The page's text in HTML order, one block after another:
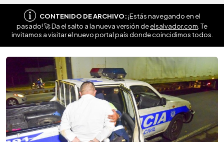
CONTENIDO DE ARCHIVO:¡Estás navegando en el
pasado! 🚀 Da el salto a la nueva versión deelsalvador.com . Te
invitamos a visitar el nuevo portal país donde coincidimos todos.